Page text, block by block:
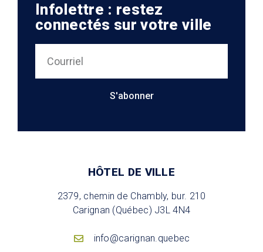
Infolettre : restez
connectés sur votre ville
S'abonner
HÔTEL DE VILLE
2379, chemin de Chambly, bur. 210
Carignan (Québec) J3L 4N4
info@carignan.quebec